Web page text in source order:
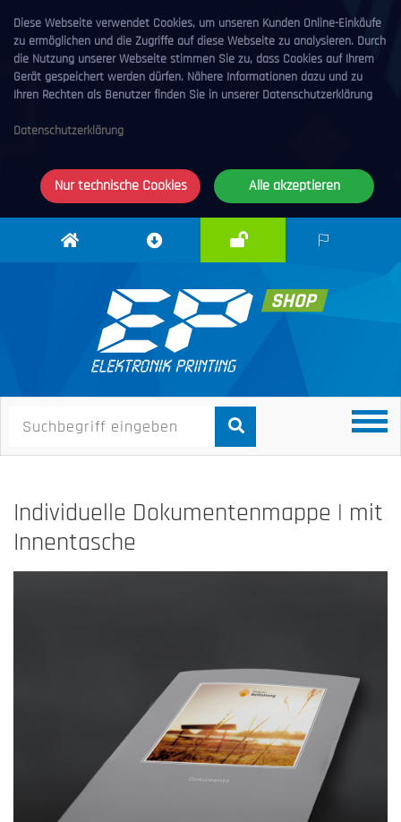
Diese Webseite verwendet Cookies, um unseren Kunden Online-Einkäufe
zu ermöglichen und die Zugriffe auf diese Webseite zu analysieren. Durch
die Nutzung unserer Webseite stimmen Sie zu, dass Cookies auf Ihrem
Gerät gespeichert werden dürfen. Nähere Informationen dazu und zu
Ihren Rechten als Benutzer finden Sie in unserer Datenschutzerklärung
Datenschutzerklärung
Nur technische Cookies Alle akzeptieren
Elektronik
Downloadcenter
Individuelle Dokumentenmappe | mit
Innentasche